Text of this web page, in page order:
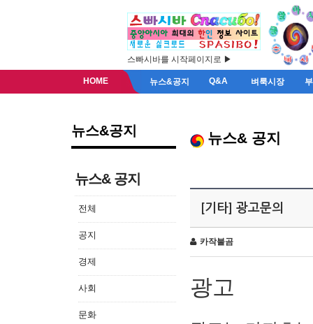
스빠시바를 시작페이지로 ▶
HOME 뉴스&공지 Q&A 벼룩시장
뉴스&공지
뉴스& 공지
전체
공지
경제
사회
문화
뉴스& 공지
[기타] 광고문의
카작불곰
광고